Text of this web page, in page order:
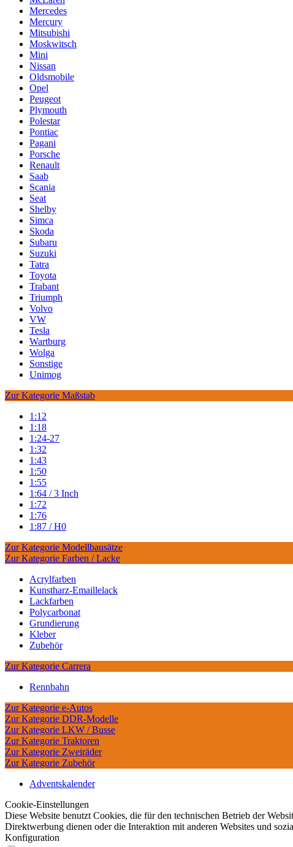
Mercedes
Mercury
Mitsubishi
Moskwitsch
Mini
Nissan
Oldsmobile
Opel
Peugeot
Plymouth
Polestar
Pontiac
Pagani
Porsche
Renault
Saab
Scania
Seat
Shelby
Simca
Skoda
Subaru
Suzuki
Tatra
Toyota
Trabant
Triumph
Volvo
VW
Tesla
Wartburg
Wolga
Sonstige
Unimog
Zur Kategorie Maßstab
1:12
1:18
1:24-27
1:32
1:43
1:50
1:55
1:64 / 3 Inch
1:72
1:76
1:87 / H0
Zur Kategorie Modellbausätze
Zur Kategorie Farben / Lacke
Acrylfarben
Kunstharz-Emaillelack
Lackfarben
Polycarbonat
Grundierung
Kleber
Zubehör
Zur Kategorie Carrera
Rennbahn
Zur Kategorie e-Autos
Zur Kategorie DDR-Modelle
Zur Kategorie LKW / Busse
Zur Kategorie Traktoren
Zur Kategorie Zweiräder
Zur Kategorie Zubehör
Adventskalender
Cookie-Einstellungen
Diese Website benutzt Cookies, die für den technischen Betrieb der
Direktwerbung dienen oder die Interaktion mit anderen Websites und
Konfiguration